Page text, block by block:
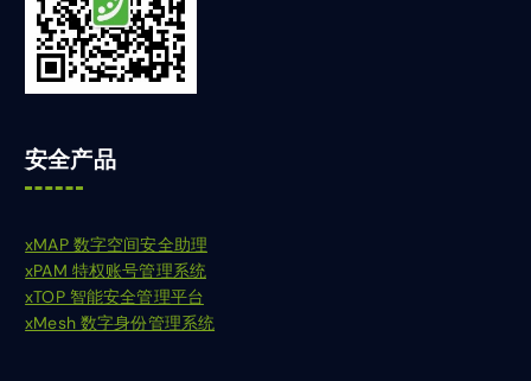
安全产品
xMAP 数字空间安全助理
xPAM 特权账号管理系统
xTOP 智能安全管理平台
xMesh 数字身份管理系统